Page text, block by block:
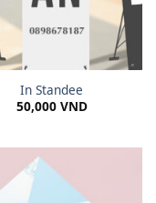
In Standee
50,000 VND